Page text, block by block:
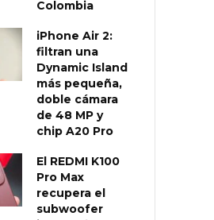
Colombia
iPhone Air 2:
filtran una
Dynamic Island
más pequeña,
doble cámara
de 48 MP y
chip A20 Pro
El REDMI K100
Pro Max
recupera el
subwoofer